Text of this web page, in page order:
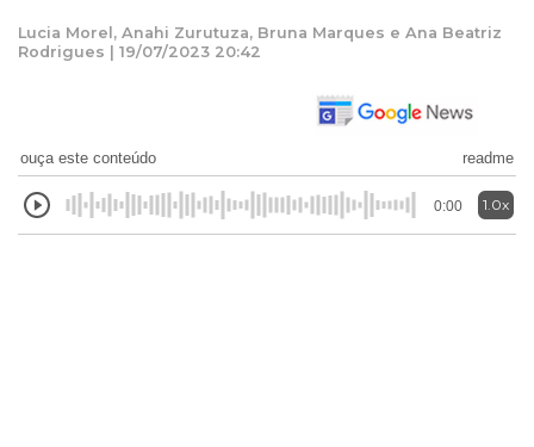
Lucia Morel, Anahi Zurutuza, Bruna Marques e Ana Beatriz
Rodrigues | 19/07/2023 20:42
ouça este conteúdo readme
0:00 1.0x